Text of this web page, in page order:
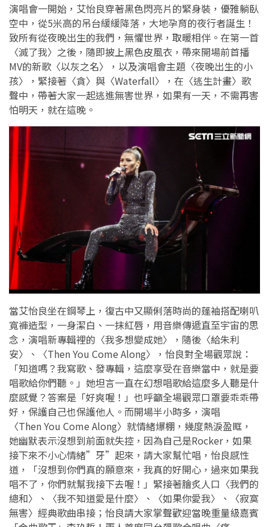
演唱會一開始，艾怡良穿著黑色閃亮片的緊身裝，優雅躺臥
空中，從5米高的吊台緩緩降落，大地孕育的夜行者誕生！
致所有從夜晚出生的我們，無懼世界，取暖相伴。在第一首
〈滅了我〉之後，隨即披上黑色皮風衣，帶來開場前首播
MV的新歌〈以灰之名〉，以及演唱會主題〈夜晚出生的小
孩〉，緊接著〈貪〉與〈Waterfall〉，在〈逃生計畫〉歌
聲中，帶著大家一起逃進無害世界，如果有一天，不需再害
怕明天，就在這晚。
當艾怡良坐在鋼琴上，復古中又顯俐落時尚的蓬袖搭配喇叭
寬褲造型，一身潔白、一抹紅唇，用音樂傳遞直至宇宙的思
念，演唱新專輯裡的〈我多想變成她〉，隨後〈給朱利
安〉、〈Then You Come Along〉，怡良對全場觀眾說：
「知道嗎？我寫歌、發專輯，這麼享受在音樂當中，就是要
唱歌給你們聽。」她坦言一直在幻想唱歌給這麼多人聽是什
麼感覺？答案是「好爽喔！」也呼籲全場觀眾口罩要乖乖帶
好，保護自己也保護他人。而開場半小時多，演唱
〈Then You Come Along〉就情緒爆棚，幾度熱淚盈眶，
她幽默表示沒想到前面就失控，因為自己是Rocker，如果
接下來不小心情緒”牙”起來，請大家幫忙唱，怡良感性
道，「沒想到你們真的願意來，我真的好開心，過來如果我
唱不了，你們就幫我接下去喔！」緊接著膾炙人口〈我們的
總和〉、〈我不知道愛是什麼〉、〈如果你愛我〉、〈寂寞
無害〉經典歌曲串接；怡良請大家掌聲歡迎當晚重量級嘉賓